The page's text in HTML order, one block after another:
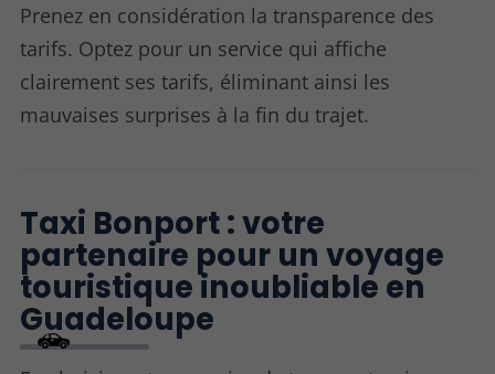
Prenez en considération la transparence des
tarifs. Optez pour un service qui affiche
clairement ses tarifs, éliminant ainsi les
mauvaises surprises à la fin du trajet.
Taxi Bonport : votre
partenaire pour un voyage
touristique inoubliable en
Guadeloupe